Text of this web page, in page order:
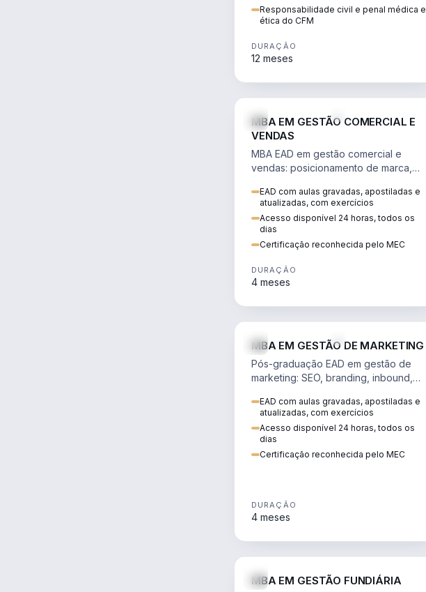
Responsabilidade civil e penal médica e
ética do CFM
DURAÇÃO
12 meses
MBA EM GESTÃO COMERCIAL E
VENDAS
MBA EAD em gestão comercial e
vendas: posicionamento de marca,
comportamento do consumidor na
era digital.
EAD com aulas gravadas, apostiladas e
atualizadas, com exercícios
Acesso disponível 24 horas, todos os
dias
Certificação reconhecida pelo MEC
DURAÇÃO
4 meses
MBA EM GESTÃO DE MARKETING
Pós-graduação EAD em gestão de
marketing: SEO, branding, inbound,
decisões orientadas por dados.
EAD com aulas gravadas, apostiladas e
atualizadas, com exercícios
Acesso disponível 24 horas, todos os
dias
Certificação reconhecida pelo MEC
DURAÇÃO
4 meses
MBA EM GESTÃO FUNDIÁRIA